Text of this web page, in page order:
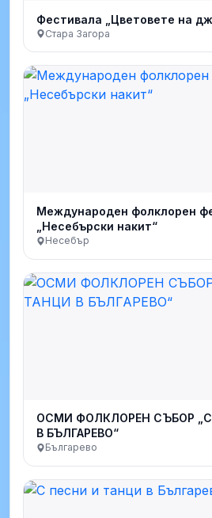
Фестивала „Цветовете на
Стара Загора
Международен фолклорен
„Несебърски накит“
Несебър
ОСМИ ФОЛКЛОРЕН СЪБОР
В БЪЛГАРЕВО“
Българево